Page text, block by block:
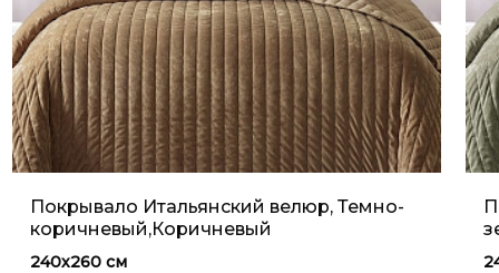
Покрывало Итальянский велюр, Темно-
коричневый,Коричневый
240х260 см